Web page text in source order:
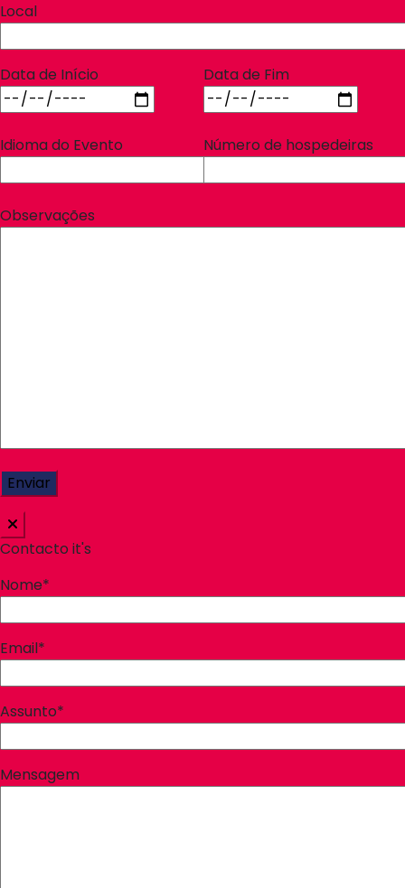
Local
Data de Início Data de Fim
Idioma do Evento Número de hospedeiras
Observações
Contacto it's
Nome*
Email*
Assunto*
Mensagem